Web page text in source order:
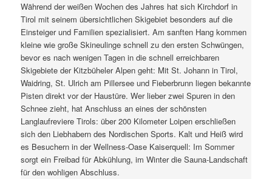
Während der weißen Wochen des Jahres hat sich Kirchdorf in
Tirol mit seinem übersichtlichen Skigebiet besonders auf die
Einsteiger und Familien spezialisiert. Am sanften Hang kommen
kleine wie große Skineulinge schnell zu den ersten Schwüngen,
bevor es nach wenigen Tagen in die schnell erreichbaren
Skigebiete der Kitzbüheler Alpen geht: Mit St. Johann in Tirol,
Waidring, St. Ulrich am Pillersee und Fieberbrunn liegen bekannte
Pisten direkt vor der Haustüre. Wer lieber zwei Spuren in den
Schnee zieht, hat Anschluss an eines der schönsten
Langlaufreviere Tirols: über 200 Kilometer Loipen erschließen
sich den Liebhabern des Nordischen Sports. Kalt und Heiß wird
es Besuchern in der Wellness-Oase Kaiserquell: Im Sommer
sorgt ein Freibad für Abkühlung, im Winter die Sauna-Landschaft
für den wohligen Abschluss.